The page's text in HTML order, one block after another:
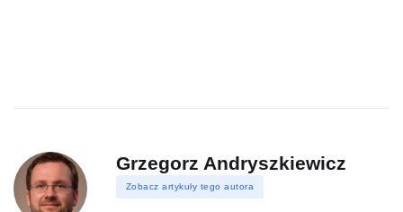
Grzegorz Andryszkiewicz
Zobacz artykuły tego autora